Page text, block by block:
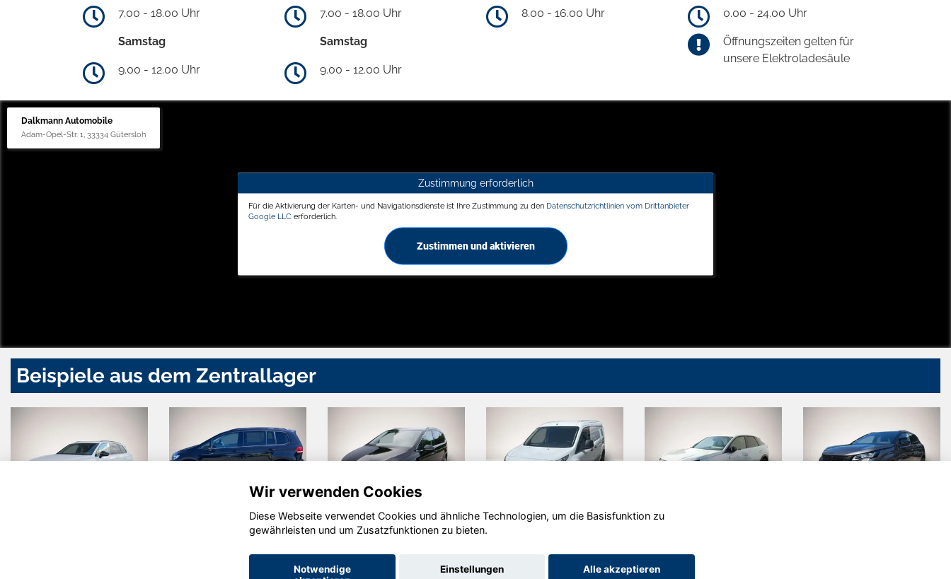
7.00 - 18.00 Uhr
Samstag
9.00 - 12.00 Uhr
7.00 - 18.00 Uhr
Samstag
9.00 - 12.00 Uhr
8.00 - 16.00 Uhr 0.00 - 24.00 Uhr
Öffnungszeiten gelten für
unsere Elektroladesäule
Dalkmann Automobile
Adam-Opel-Str. 1, 33334 Gütersloh
Zustimmung erforderlich
Für die Aktivierung der Karten- und Navigationsdienste ist Ihre Zustimmung zu den Datenschutzrichtlinien vom Drittanbieter
Google LLC erforderlich.
Zustimmen und aktivieren
Beispiele aus dem Zentrallager
Volkswagen Volkswagen
Touran
Ford Other
Wir verwenden Cookies
Diese Webseite verwendet Cookies und ähnliche Technologien, um die Basisfunktion zu
gewährleisten und um Zusatzfunktionen zu bieten.
Notwendige
Einstellungen Alle akzeptieren